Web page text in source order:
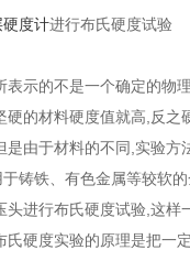
硬度计进行布氏硬度试验
表示的不是一个确定的物
硬的材料硬度值就高,反之
是由于材料的不同,实验方
于铸铁、有色金属等较软
头进行布氏硬度试验,这样
氏硬度实验的原理是把一